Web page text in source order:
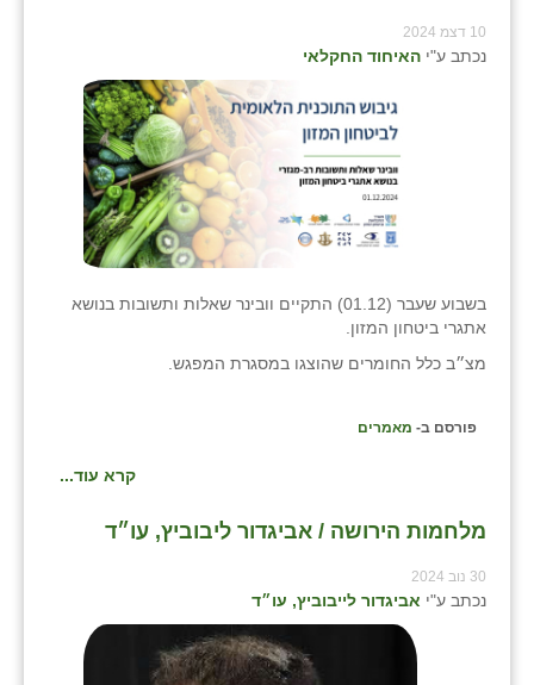
10 דצמ 2024
נכתב ע"י האיחוד החקלאי
בשבוע שעבר (01.12) התקיים וובינר שאלות ותשובות בנושא
אתגרי ביטחון המזון.
מצ״ב כלל החומרים שהוצגו במסגרת המפגש.
פורסם ב- מאמרים
קרא עוד...
מלחמות הירושה / אביגדור ליבוביץ, עו״ד
30 נוב 2024
נכתב ע"י אביגדור לייבוביץ, עו״ד